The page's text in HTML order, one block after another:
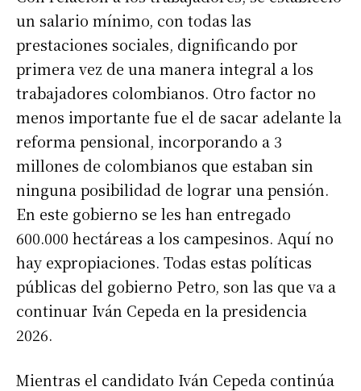
un salario mínimo, con todas las
prestaciones sociales, dignificando por
primera vez de una manera integral a los
trabajadores colombianos. Otro factor no
menos importante fue el de sacar adelante la
reforma pensional, incorporando a 3
millones de colombianos que estaban sin
ninguna posibilidad de lograr una pensión.
En este gobierno se les han entregado
600.000 hectáreas a los campesinos. Aquí no
hay expropiaciones. Todas estas políticas
públicas del gobierno Petro, son las que va a
continuar Iván Cepeda en la presidencia
2026.
Mientras el candidato Iván Cepeda continúa